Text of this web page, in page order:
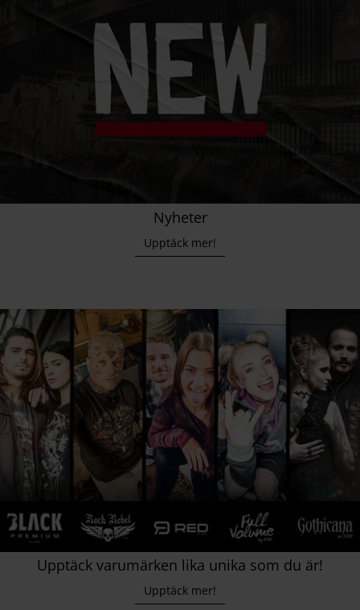
Nyheter
Upptäck mer!
Upptäck varumärken lika unika som du är!
Upptäck mer!